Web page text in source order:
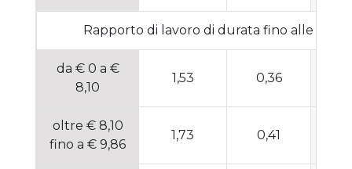
Rapporto di lavoro di durata fino alle 24
da € 0 a €
8,10
1,53 0,36
oltre € 8,10
fino a € 9,86
1,73 0,41